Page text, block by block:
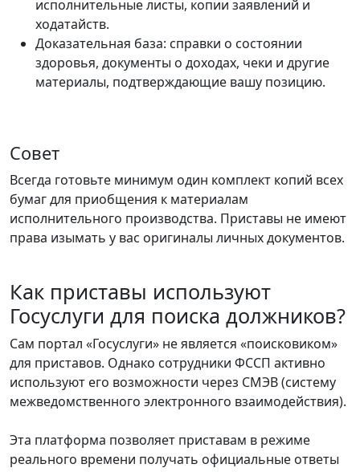
исполнительные листы, копии заявлений и
ходатайств.
Доказательная база: справки о состоянии
здоровья, документы о доходах, чеки и другие
материалы, подтверждающие вашу позицию.
Совет
Всегда готовьте минимум один комплект копий всех
бумаг для приобщения к материалам
исполнительного производства. Приставы не имеют
права изымать у вас оригиналы личных документов.
Как приставы используют
Госуслуги для поиска должников?
Сам портал «Госуслуги» не является «поисковиком»
для приставов. Однако сотрудники ФССП активно
используют его возможности через СМЭВ (систему
межведомственного электронного взаимодействия).
Эта платформа позволяет приставам в режиме
реального времени получать официальные ответы